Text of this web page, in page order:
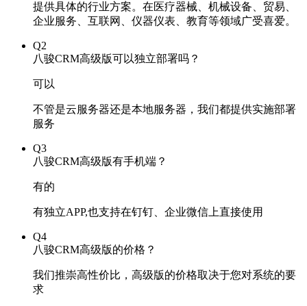
提供具体的行业方案。在医疗器械、机械设备、贸易、
企业服务、互联网、仪器仪表、教育等领域广受喜爱。
Q2
八骏CRM高级版可以独立部署吗？
可以
不管是云服务器还是本地服务器，我们都提供实施部署
服务
Q3
八骏CRM高级版有手机端？
有的
有独立APP,也支持在钉钉、企业微信上直接使用
Q4
八骏CRM高级版的价格？
我们推崇高性价比，高级版的价格取决于您对系统的要
求